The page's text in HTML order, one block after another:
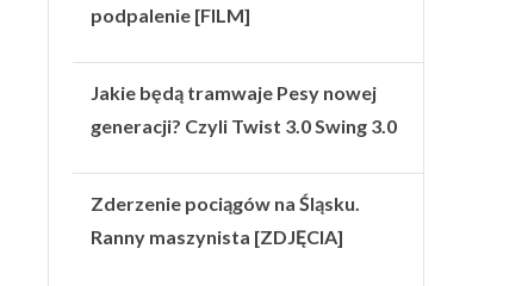
podpalenie [FILM]
Jakie będą tramwaje Pesy nowej
generacji? Czyli Twist 3.0 Swing 3.0
Zderzenie pociągów na Śląsku.
Ranny maszynista [ZDJĘCIA]